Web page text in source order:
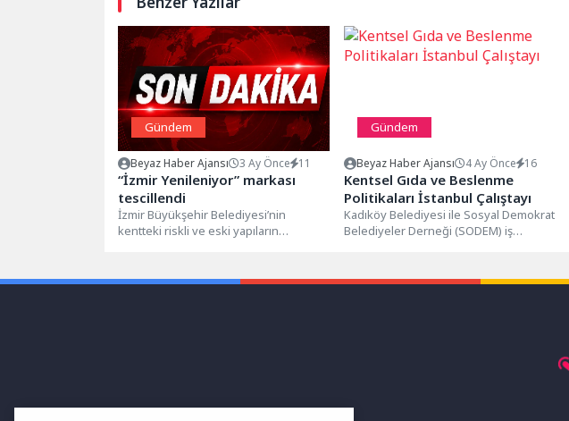
Gündem
Beyaz Haber Ajansı 3 Ay Önce 11
“İzmir Yenileniyor” markası
tescillendi
İzmir Büyükşehir Belediyesi’nin
kentteki riskli ve eski yapıların
Gündem
Beyaz Haber Ajansı 4 Ay Önce 16
Kentsel Gıda ve Beslenme
Politikaları İstanbul Çalıştayı
Kadıköy Belediyesi ile Sosyal Demokrat
Belediyeler Derneği (SODEM) iş